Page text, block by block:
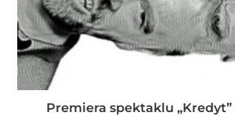
Premiera spektaklu „Kredyt”